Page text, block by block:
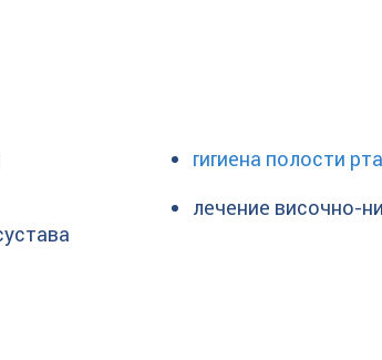
гигиена полости рта
лечение височно-